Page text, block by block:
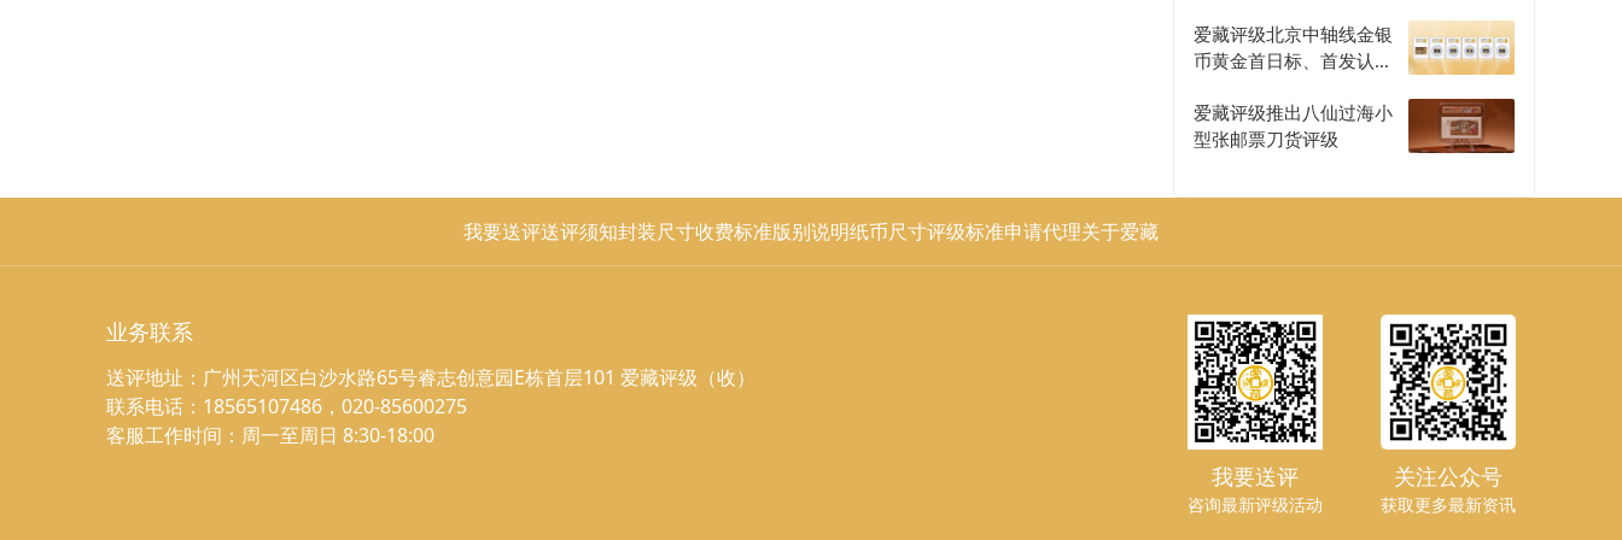
爱藏评级北京中轴线金银
币黄金首日标、首发认证
爱藏评级推出八仙过海小
型张邮票刀货评级
我要送评送评须知封装尺寸收费标准版别说明纸币尺寸评级标准申请代理关于爱藏
业务联系
送评地址：广州天河区白沙水路65号睿志创意园E栋首层101 爱藏评级（收）
联系电话：18565107486，020-85600275
客服工作时间：周一至周日 8:30-18:00
我要送评
咨询最新评级活动
关注公众号
获取更多最新资讯